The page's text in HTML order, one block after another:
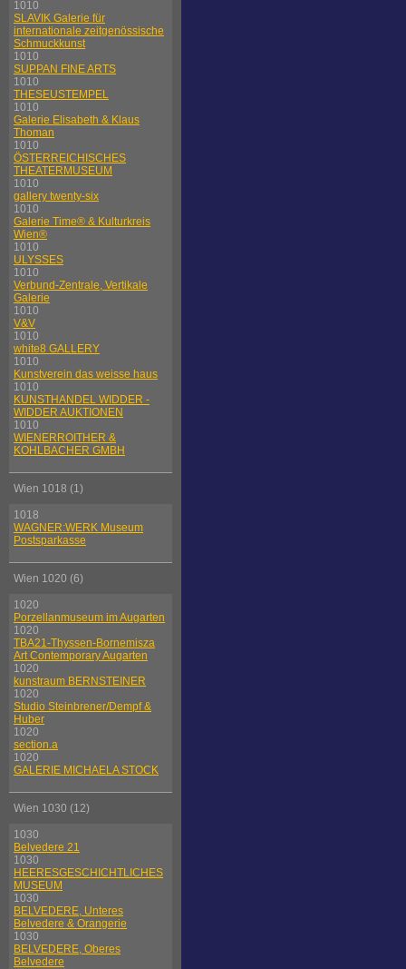
1010
SLAVIK Galerie für
internationale zeitgenössische
Schmuckkunst
1010
SUPPAN FINE ARTS
1010
THESEUSTEMPEL
1010
Galerie Elisabeth & Klaus
Thoman
1010
ÖSTERREICHISCHES
THEATERMUSEUM
1010
gallery twenty-six
1010
Galerie Time® & Kulturkreis
Wien®
1010
ULYSSES
1010
Verbund-Zentrale, Vertikale
Galerie
1010
V&V
1010
white8 GALLERY
1010
Kunstverein das weisse haus
1010
KUNSTHANDEL WIDDER -
WIDDER AUKTIONEN
1010
WIENERROITHER &
KOHLBACHER GMBH
Wien 1018 (1)
1018
WAGNER:WERK Museum
Postsparkasse
Wien 1020 (6)
1020
Porzellanmuseum im Augarten
1020
TBA21-Thyssen-Bornemisza
Art Contemporary Augarten
1020
kunstraum BERNSTEINER
1020
Studio Steinbrener/Dempf &
Huber
1020
section.a
1020
GALERIE MICHAELA STOCK
Wien 1030 (12)
1030
Belvedere 21
1030
HEERESGESCHICHTLICHES
MUSEUM
1030
BELVEDERE, Unteres
Belvedere & Orangerie
1030
BELVEDERE, Oberes
Belvedere